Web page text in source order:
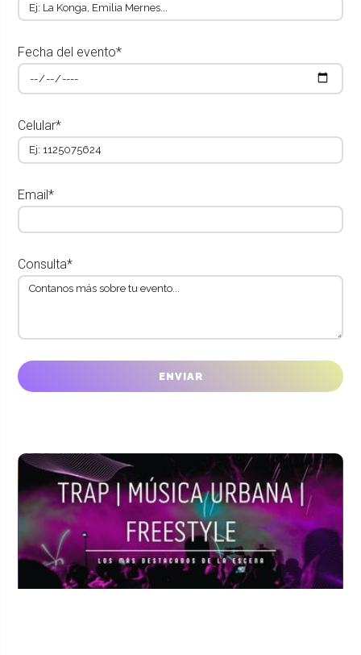
Fecha del evento*
Celular*
Email*
Consulta*